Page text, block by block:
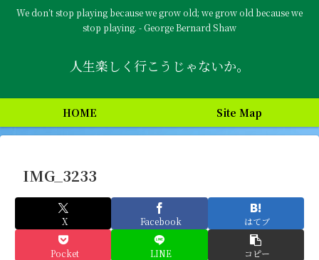
We don’t stop playing because we grow old; we grow old because we
stop playing. - George Bernard Shaw
人生楽しく行こうじゃないか。
HOME Site Map
IMG_3233
X Facebook はてブ
Pocket LINE コピー